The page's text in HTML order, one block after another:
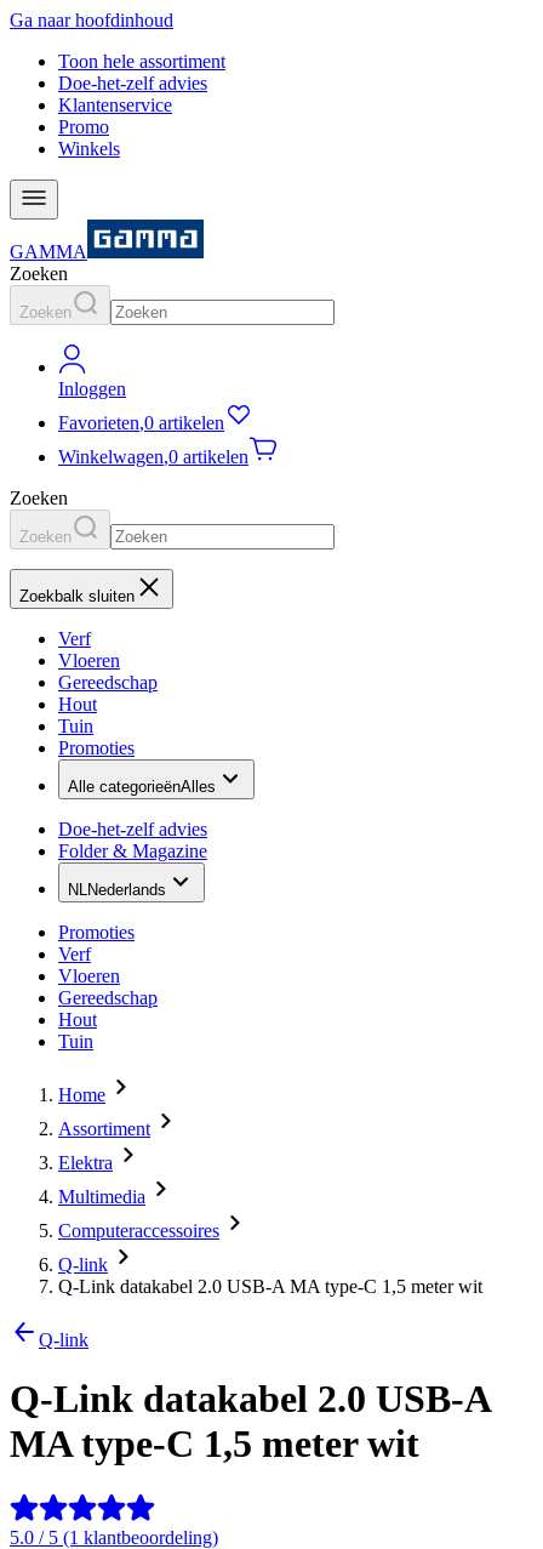
Ga naar hoofdinhoud
Toon hele assortiment
Doe-het-zelf advies
Klantenservice
Promo
Winkels
GAMMA
Zoeken
Zoeken
Inloggen
Favorieten,0 artikelen
Winkelwagen,0 artikelen
Zoeken
Zoeken
Zoekbalk sluiten
Verf
Vloeren
Gereedschap
Hout
Tuin
Promoties
Alle categorieënAlles
Doe-het-zelf advies
Folder & Magazine
NLNederlands
Promoties
Verf
Vloeren
Gereedschap
Hout
Tuin
Home
Assortiment
Elektra
Multimedia
Computeraccessoires
Q-link
Q-Link datakabel 2.0 USB-A MA type-C 1,5 meter wit
Q-link
Q-Link datakabel 2.0 USB-A
MA type-C 1,5 meter wit
5.0 / 5 (1 klantbeoordeling)